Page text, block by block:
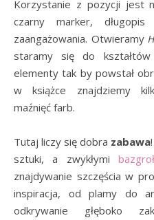
Korzystanie z pozycji jest
czarny marker,
zaangażowania. Otwieramy
staramy się do
elementy tak by powstał
w książce znajdziemy
maźnięć farb.
Tutaj liczy się dobra zabawa
sztuki, a zwykłymi
znajdywanie szczęścia w
inspiracja, od plamy do
odkrywanie głęboko